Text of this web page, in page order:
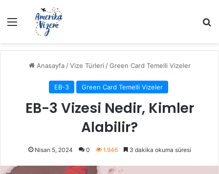
Menü
Anasayfa / Vize Türleri / Green Card Temelli Vizeler
EB-3 Green Card Temelli Vizeler
EB-3 Vizesi Nedir, Kimler
Alabilir?
Nisan 5, 2024 0 1.946 3 dakika okuma süresi